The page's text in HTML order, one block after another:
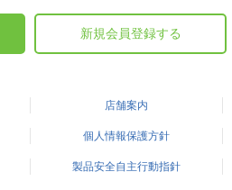
新規会員登録する
店舗案内
個人情報保護方針
製品安全自主行動指針